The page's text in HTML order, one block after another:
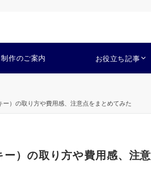
作のご案内 お役立ち記事
）の取り方や費用感、注意点をまとめてみた
）の取り方や費用感、注意